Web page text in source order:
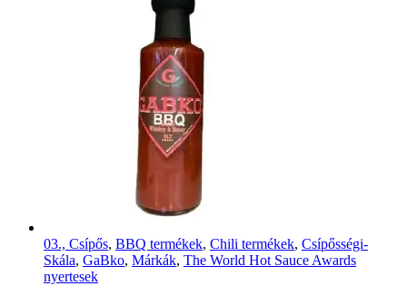
03., Csípős, BBQ termékek, Chili termékek, Csípősségi-
Skála, GaBko, Márkák, The World Hot Sauce Awards
nyertesek